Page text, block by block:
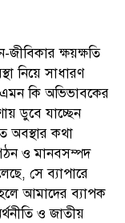
জীবিকার ক্ষয়ক্ষতি
নিয়ে সাধারণ
কি অভিভাবকের
ডুবে যাচ্ছেন
অবস্থার কথা
ও মানবসম্পদ
সে ব্যাপারে
আমাদের ব্যাপক
ও জাতীয়